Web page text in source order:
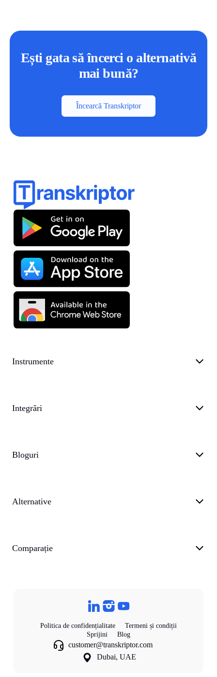
Ești gata să încerci o alternativă
mai bună?
Încearcă Transkriptor
Instrumente
Integrări
Bloguri
Alternative
Comparație
Politica de confidențialitate
Termeni și condiții
Sprijini
Blog
customer@transkriptor.com
Dubai, UAE